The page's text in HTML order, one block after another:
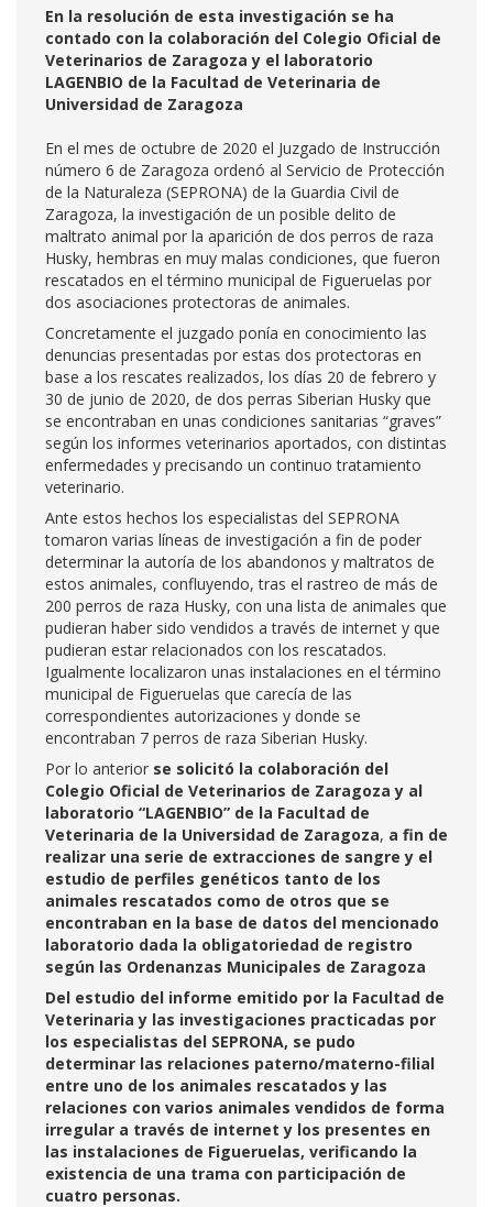
En la resolución de esta investigación se ha
contado con la colaboración del Colegio Oficial de
Veterinarios de Zaragoza y el laboratorio
LAGENBIO de la Facultad de Veterinaria de
Universidad de Zaragoza
En el mes de octubre de 2020 el Juzgado de Instrucción
número 6 de Zaragoza ordenó al Servicio de Protección
de la Naturaleza (SEPRONA) de la Guardia Civil de
Zaragoza, la investigación de un posible delito de
maltrato animal por la aparición de dos perros de raza
Husky, hembras en muy malas condiciones, que fueron
rescatados en el término municipal de Figueruelas por
dos asociaciones protectoras de animales.
Concretamente el juzgado ponía en conocimiento las
denuncias presentadas por estas dos protectoras en
base a los rescates realizados, los días 20 de febrero y
30 de junio de 2020, de dos perras Siberian Husky que
se encontraban en unas condiciones sanitarias “graves”
según los informes veterinarios aportados, con distintas
enfermedades y precisando un continuo tratamiento
veterinario.
Ante estos hechos los especialistas del SEPRONA
tomaron varias líneas de investigación a fin de poder
determinar la autoría de los abandonos y maltratos de
estos animales, confluyendo, tras el rastreo de más de
200 perros de raza Husky, con una lista de animales que
pudieran haber sido vendidos a través de internet y que
pudieran estar relacionados con los rescatados.
Igualmente localizaron unas instalaciones en el término
municipal de Figueruelas que carecía de las
correspondientes autorizaciones y donde se
encontraban 7 perros de raza Siberian Husky.
Por lo anterior se solicitó la colaboración del
Colegio Oficial de Veterinarios de Zaragoza y al
laboratorio “LAGENBIO” de la Facultad de
Veterinaria de la Universidad de Zaragoza, a fin de
realizar una serie de extracciones de sangre y el
estudio de perfiles genéticos tanto de los
animales rescatados como de otros que se
encontraban en la base de datos del mencionado
laboratorio dada la obligatoriedad de registro
según las Ordenanzas Municipales de Zaragoza
Del estudio del informe emitido por la Facultad de
Veterinaria y las investigaciones practicadas por
los especialistas del SEPRONA, se pudo
determinar las relaciones paterno/materno-filial
entre uno de los animales rescatados y las
relaciones con varios animales vendidos de forma
irregular a través de internet y los presentes en
las instalaciones de Figueruelas, verificando la
existencia de una trama con participación de
cuatro personas.